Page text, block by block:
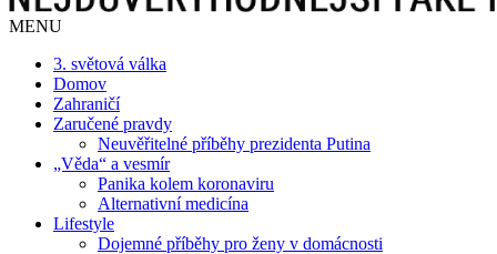
MENU
3. světová válka
Domov
Zahraničí
Zaručené pravdy
Neuvěřitelné příběhy prezidenta Putina
„Věda“ a vesmír
Panika kolem koronaviru
Alternativní medicína
Lifestyle
Dojemné příběhy pro ženy v domácnosti